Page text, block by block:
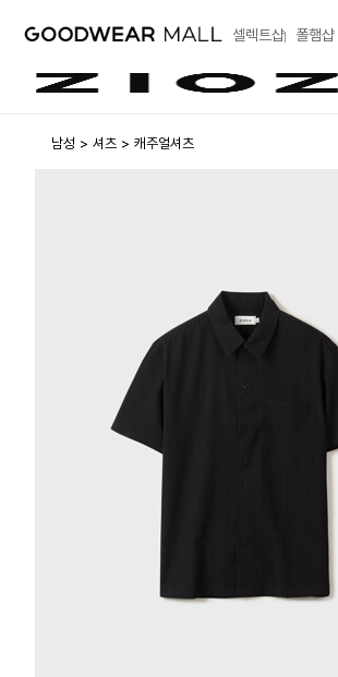
셀렉트샵 폴햄샵
남성 셔츠 캐주얼셔츠